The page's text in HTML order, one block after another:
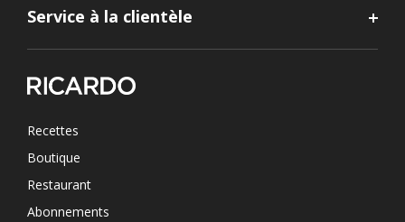
Service à la clientèle
Recettes
Boutique
Restaurant
Abonnements